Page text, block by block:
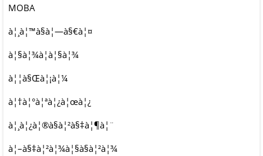
MOBA
à¦¸à¦™à§à¦—à§€à¦¤
à¦§à¦¾à¦à¦§à¦¾
à¦¦à§Œà¦¡à¦¼
à¦†à¦°à¦ªà¦¿à¦œà¦¿
à¦¸à¦¿à¦®à§à¦²à§‡à¦¶à¦¨
à¦–à§‡à¦²à¦¾à¦§à§à¦²à¦¾